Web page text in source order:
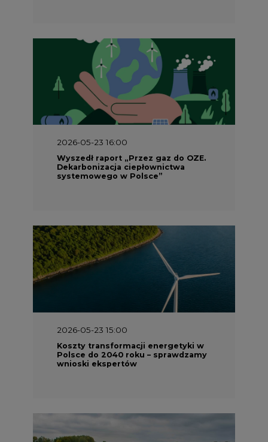
2026-05-23 16:00
Wyszedł raport „Przez gaz do OZE.
Dekarbonizacja ciepłownictwa
systemowego w Polsce”
2026-05-23 15:00
Koszty transformacji energetyki w
Polsce do 2040 roku – sprawdzamy
wnioski ekspertów